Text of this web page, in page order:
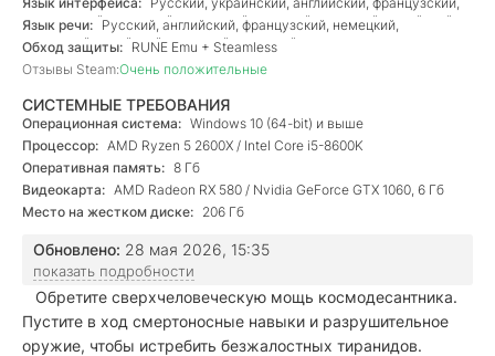
итальянский, немецкий, испанский, чешский, японский, корейский,
польский, португальский, китайский, турецкий, тайский
Язык речи: Русский, английский, французский, немецкий,
испанский, китайский, японский, польский
Обход защиты: RUNE Emu + Steamless
Отзывы Steam:Очень положительные
СИСТЕМНЫЕ ТРЕБОВАНИЯ
Операционная система: Windows 10 (64-bit) и выше
Процессор: AMD Ryzen 5 2600X / Intel Core i5-8600K
Оперативная память: 8 Гб
Видеокарта: AMD Radeon RX 580 / Nvidia GeForce GTX 1060, 6 Гб
Место на жестком диске: 206 Гб
Обновлено: 28 мая 2026, 15:35
показать подробности
Обретите сверхчеловеческую мощь космодесантника.
Пустите в ход смертоносные навыки и разрушительное
оружие, чтобы истребить безжалостных тиранидов.